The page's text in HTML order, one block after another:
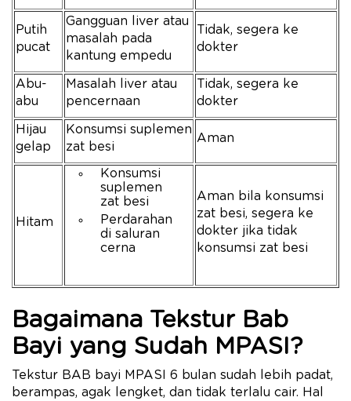
Putih
pucat
Gangguan liver atau
masalah pada
kantung empedu
Tidak, segera ke
dokter
Abu-
abu
Masalah liver atau
pencernaan
Tidak, segera ke
dokter
Hijau
gelap
Konsumsi suplemen
zat besi
Aman
Hitam
Konsumsi
suplemen
zat besi
Perdarahan
di saluran
cerna
Aman bila konsumsi
zat besi, segera ke
dokter jika tidak
konsumsi zat besi
Bagaimana Tekstur Bab
Bayi yang Sudah MPASI?
Tekstur BAB bayi MPASI 6 bulan sudah lebih padat,
berampas, agak lengket, dan tidak terlalu cair. Hal